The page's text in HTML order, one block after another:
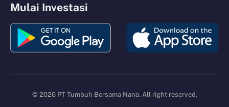
Mulai Investasi
© 2026 PT Tumbuh Bersama Nano. All right reserved.